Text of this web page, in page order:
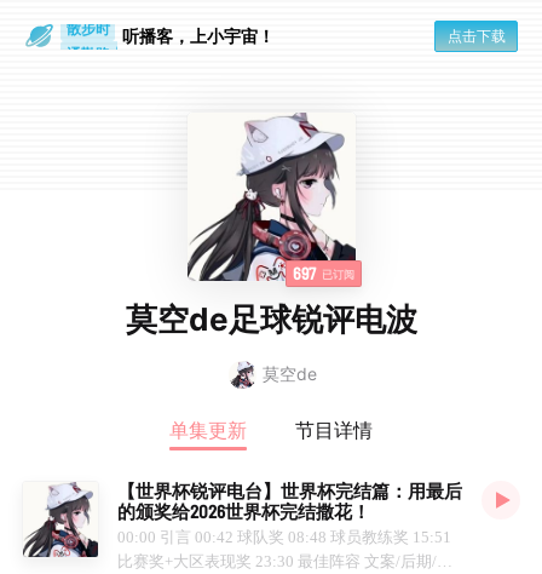
通勤路上 听播客，上小宇宙！ 点击下载
697 已订阅
莫空de足球锐评电波
莫空de
单集更新 节目详情
【世界杯锐评电台】世界杯完结篇：用最后
的颁奖给2026世界杯完结撒花！
00:00 引言 00:42 球队奖 08:48 球员教练奖 15:51
比赛奖+大区表现奖 23:30 最佳阵容 文案/后期/配